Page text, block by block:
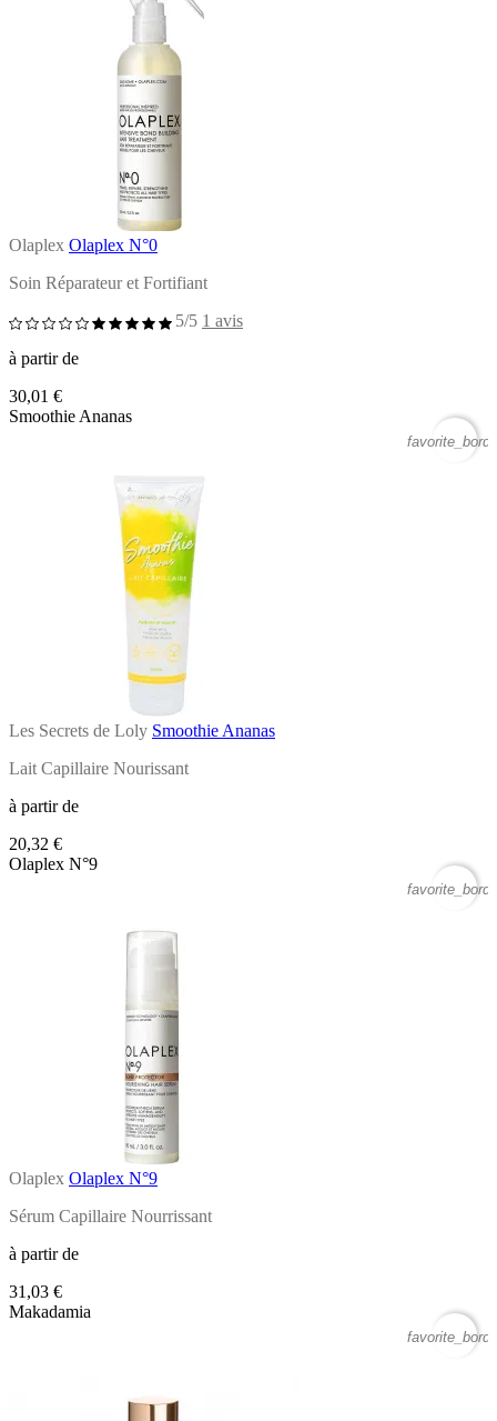
Olaplex Olaplex N°0
Soin Réparateur et Fortifiant
5/5 1 avis
à partir de
30,01 €
Smoothie Ananas
Les Secrets de Loly Smoothie Ananas
Lait Capillaire Nourissant
à partir de
20,32 €
Olaplex N°9
Olaplex Olaplex N°9
Sérum Capillaire Nourrissant
à partir de
31,03 €
Makadamia